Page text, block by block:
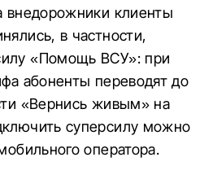
внедорожники клиенты
в частности,
«Помощь ВСУ»: при
абоненты переводят до
«Вернись живым» на
суперсилу можно
оператора.